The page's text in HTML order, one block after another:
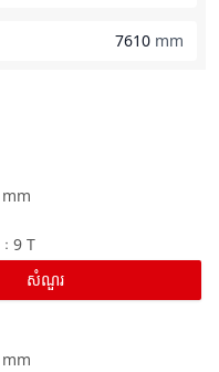
7610 mm
mm
9 T
：
សំណួរ
mm